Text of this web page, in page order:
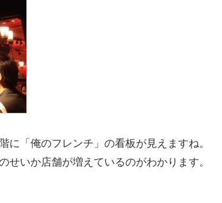
「俺のフレンチ」の看板が見えますね。
せいか店舗が増えているのがわかります。